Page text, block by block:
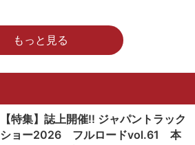
もっと見る
【特集】誌上開催!! ジャパントラック
ショー2026 フルロードvol.61 本